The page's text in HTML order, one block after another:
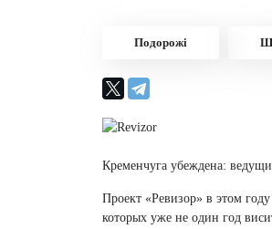
Подорожі
Кременчуга убеждена:
Проект «Ревизор» в этом
которых уже не один год